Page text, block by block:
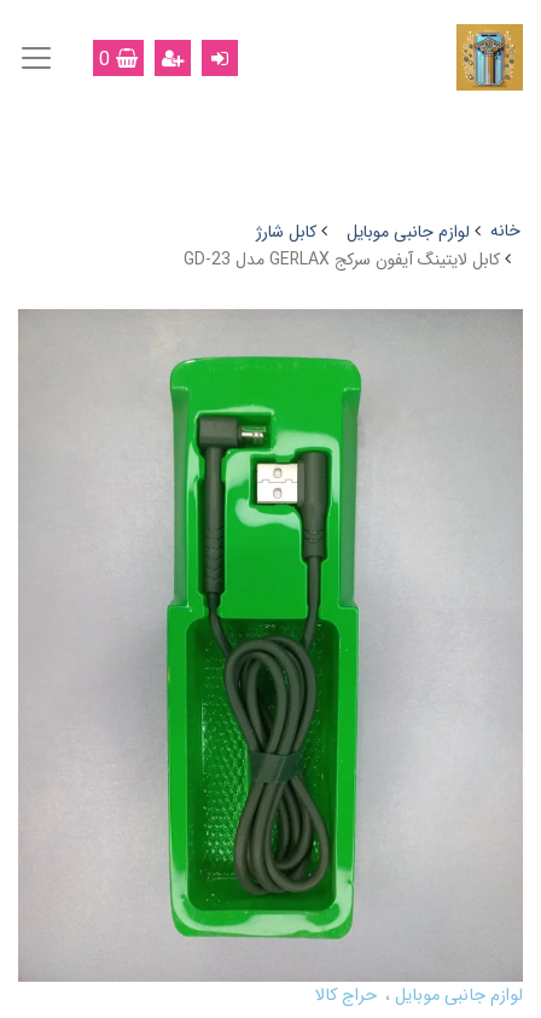
0
خانه لوازم جانبی موبایل
کابل شارژ
کابل لایتینگ آیفون سرکج GERLAX مدل GD-23
لوازم جانبی موبایل حراج کالا